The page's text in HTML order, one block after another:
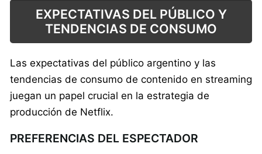
EXPECTATIVAS DEL PÚBLICO Y
TENDENCIAS DE CONSUMO
Las expectativas del público argentino y las
tendencias de consumo de contenido en streaming
juegan un papel crucial en la estrategia de
producción de Netflix.
PREFERENCIAS DEL ESPECTADOR